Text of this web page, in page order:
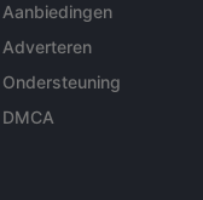
Aanbiedingen
Adverteren
Ondersteuning
DMCA